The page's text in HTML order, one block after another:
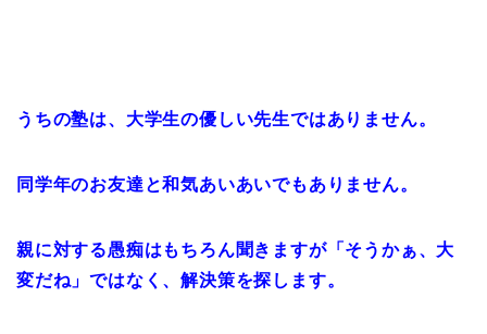
うちの塾は、大学生の優しい先生ではありません。
同学年のお友達と和気あいあいでもありません。
親に対する愚痴はもちろん聞きますが「そうかぁ、大
変だね」ではなく、解決策を探します。